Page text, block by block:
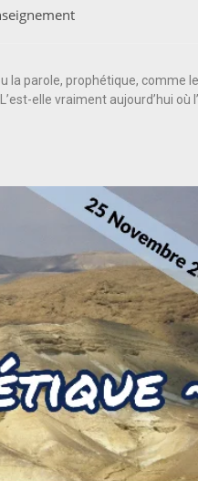
la parole, prophétique, comme le
elle vraiment aujourd’hui où